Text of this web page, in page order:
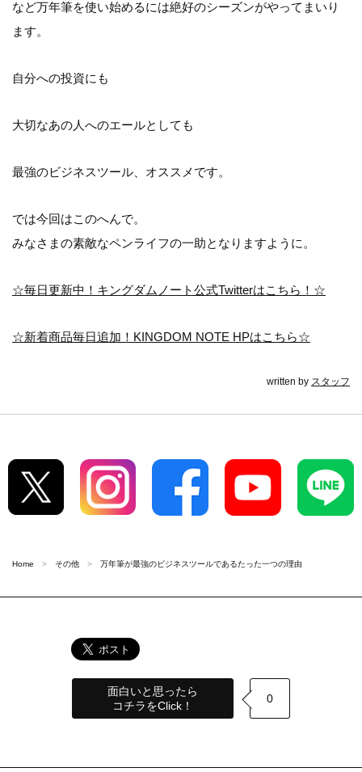
など万年筆を使い始めるには絶好のシーズンがやってまいり
ます。
自分への投資にも
大切なあの人へのエールとしても
最強のビジネスツール、オススメです。
では今回はこのへんで。
みなさまの素敵なペンライフの一助となりますように。
☆毎日更新中！キングダムノート公式Twitterはこちら！☆
☆新着商品毎日追加！KINGDOM NOTE HPはこちら☆
written by スタッフ
Home その他 万年筆が最強のビジネスツールであるたった一つの理由
面白いと思ったら
コチラをClick！
0